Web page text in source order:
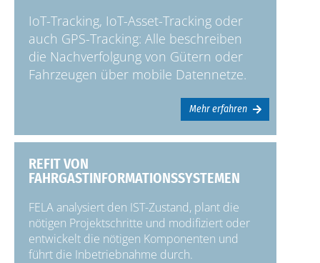
IoT-Tracking, IoT-Asset-Tracking oder
auch GPS-Tracking: Alle beschreiben
die Nachverfolgung von Gütern oder
Fahrzeugen über mobile Datennetze.
Mehr erfahren
REFIT VON
FAHRGASTINFORMATIONSSYSTEMEN
FELA analysiert den IST-Zustand, plant die
nötigen Projektschritte und modifiziert oder
entwickelt die nötigen Komponenten und
führt die Inbetriebnahme durch.